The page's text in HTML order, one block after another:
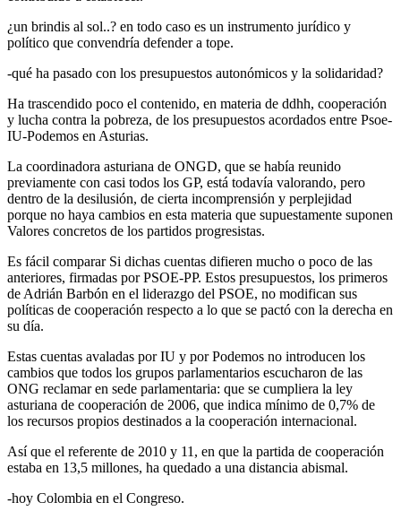
¿un brindis al sol..? en todo caso es un instrumento jurídico y
político que convendría defender a tope.
-qué ha pasado con los presupuestos autonómicos y la solidaridad?
Ha trascendido poco el contenido, en materia de ddhh, cooperación
y lucha contra la pobreza, de los presupuestos acordados entre Psoe-
IU-Podemos en Asturias.
La coordinadora asturiana de ONGD, que se había reunido
previamente con casi todos los GP, está todavía valorando, pero
dentro de la desilusión, de cierta incomprensión y perplejidad
porque no haya cambios en esta materia que supuestamente suponen
Valores concretos de los partidos progresistas.
Es fácil comparar Si dichas cuentas difieren mucho o poco de las
anteriores, firmadas por PSOE-PP. Estos presupuestos, los primeros
de Adrián Barbón en el liderazgo del PSOE, no modifican sus
políticas de cooperación respecto a lo que se pactó con la derecha en
su día.
Estas cuentas avaladas por IU y por Podemos no introducen los
cambios que todos los grupos parlamentarios escucharon de las
ONG reclamar en sede parlamentaria: que se cumpliera la ley
asturiana de cooperación de 2006, que indica mínimo de 0,7% de
los recursos propios destinados a la cooperación internacional.
Así que el referente de 2010 y 11, en que la partida de cooperación
estaba en 13,5 millones, ha quedado a una distancia abismal.
-hoy Colombia en el Congreso.